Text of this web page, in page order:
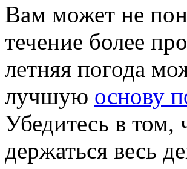
Вам может не
течение более
летняя погода
лучшую основу
Убедитесь в том,
держаться весь